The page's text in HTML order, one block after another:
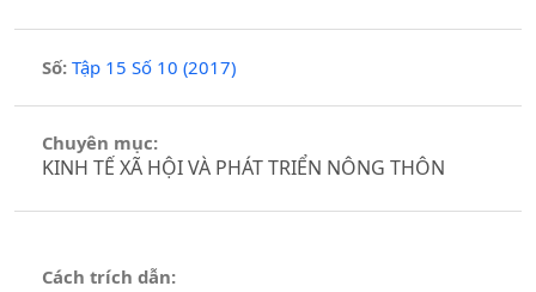
Số: Tập 15 Số 10 (2017)
Chuyên mục:
KINH TẾ XÃ HỘI VÀ PHÁT TRIỂN NÔNG THÔN
Cách trích dẫn: